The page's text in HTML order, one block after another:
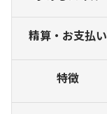
精算・お支払い
特徴